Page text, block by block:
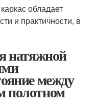
обладает
и практичности, в
натяжной
между
полотном